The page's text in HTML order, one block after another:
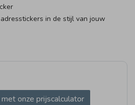
in de stijl van jouw
onze prijscalculator